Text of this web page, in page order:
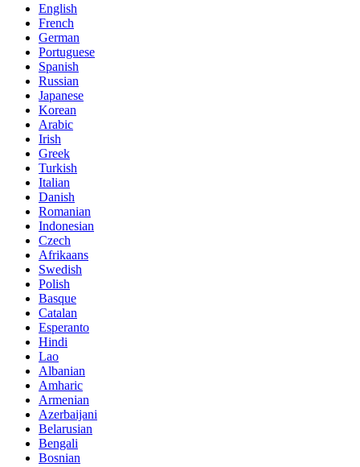
English
French
German
Portuguese
Spanish
Russian
Japanese
Korean
Arabic
Irish
Greek
Turkish
Italian
Danish
Romanian
Indonesian
Czech
Afrikaans
Swedish
Polish
Basque
Catalan
Esperanto
Hindi
Lao
Albanian
Amharic
Armenian
Azerbaijani
Belarusian
Bengali
Bosnian